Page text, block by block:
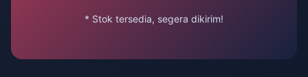
* Stok tersedia, segera dikirim!